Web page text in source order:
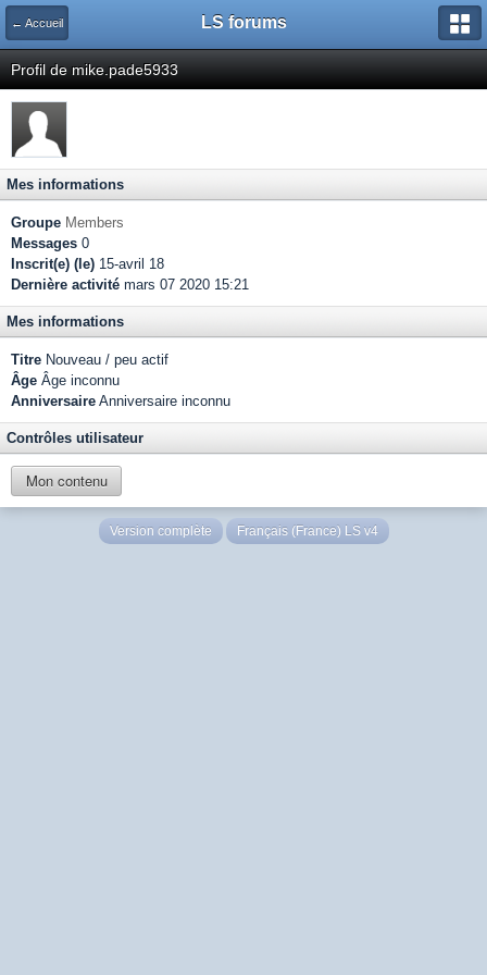
← Accueil LS forums
Profil de mike.pade5933
Mes informations
Groupe Members
Messages 0
Inscrit(e) (le) 15-avril 18
Dernière activité mars 07 2020 15:21
Mes informations
Titre Nouveau / peu actif
Âge Âge inconnu
Anniversaire Anniversaire inconnu
Contrôles utilisateur
Mon contenu
Version complète Français (France) LS v4